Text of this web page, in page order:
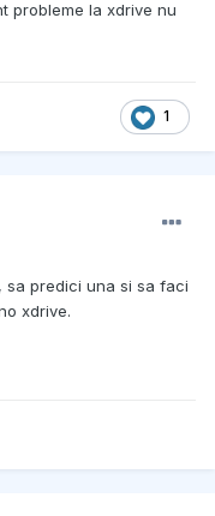
probleme la xdrive nu
1
predici una si sa faci
xdrive.